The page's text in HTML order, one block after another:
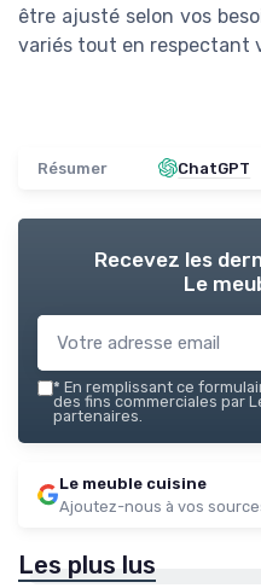
être ajusté selon vos
variés tout en respectant
Résumer ChatGPT
Recevez les
Le
* En remplissant ce
des fins commerciales par
partenaires.
Le meuble cuisine
Ajoutez-nous à vos
Les plus lus